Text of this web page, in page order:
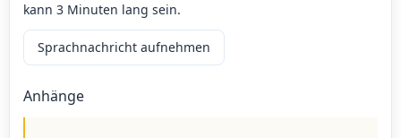
kann 3 Minuten lang sein.
Sprachnachricht aufnehmen
Anhänge